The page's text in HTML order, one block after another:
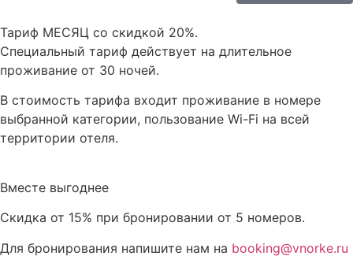
Тариф МЕСЯЦ со скидкой 20%.
Специальный тариф действует на длительное
проживание от 30 ночей.
В стоимость тарифа входит проживание в номере
выбранной категории, пользование Wi-Fi на всей
территории отеля.
Вместе выгоднее
Скидка от 15% при бронировании от 5 номеров.
Для бронирования напишите нам на booking@vnorke.ru